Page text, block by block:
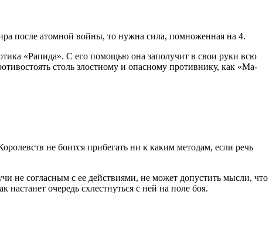
после атомной войны, то нужна сила, помноженная на 4.
«Рапида». С его помощью она заполучит в свои руки всю
столь злостному и опасному противнику, как «Ма-
не боится прибегать ни к каким методам, если речь
не согласным с ее действиями, не может допустить мысли, что
очередь схлестнуться с ней на поле боя.